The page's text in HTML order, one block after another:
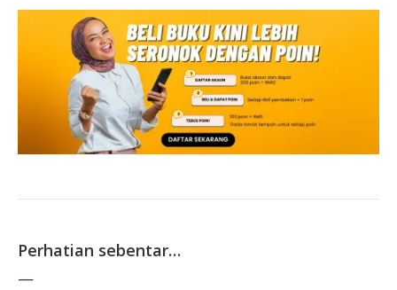
Perhatian sebentar…
—